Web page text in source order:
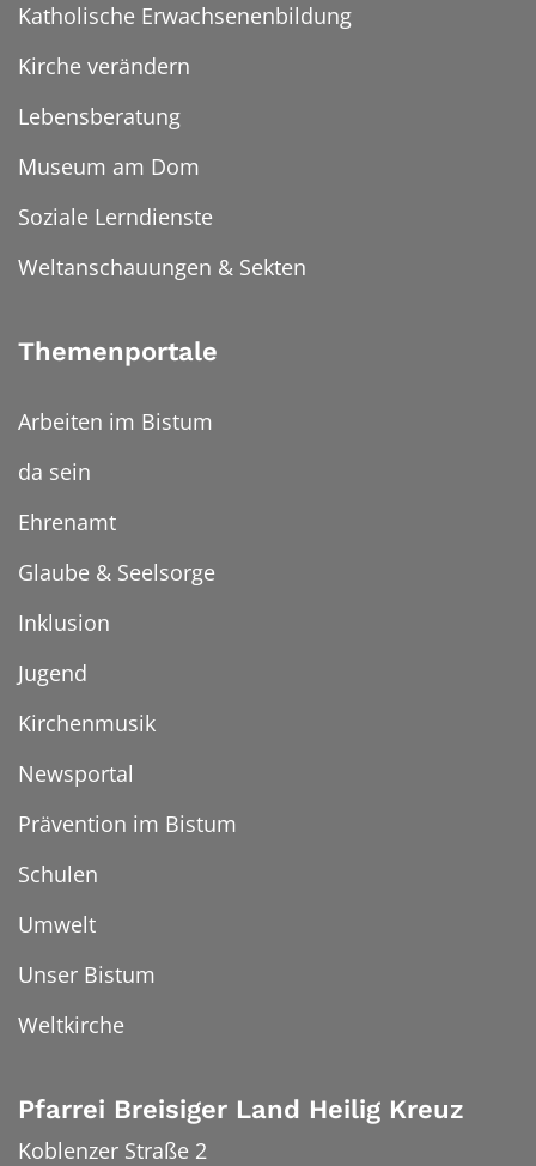
Katholische Erwachsenenbildung
Kirche verändern
Lebensberatung
Museum am Dom
Soziale Lerndienste
Weltanschauungen & Sekten
Themenportale
Arbeiten im Bistum
da sein
Ehrenamt
Glaube & Seelsorge
Inklusion
Jugend
Kirchenmusik
Newsportal
Prävention im Bistum
Schulen
Umwelt
Unser Bistum
Weltkirche
Pfarrei Breisiger Land Heilig Kreuz
Koblenzer Straße 2